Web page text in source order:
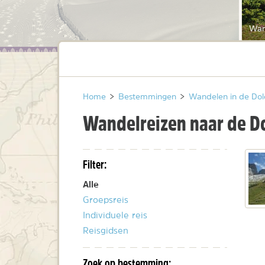
Home > Bestemmingen > Wandelen in de
Wandelreizen naar de
Filter:
Alle
Groepsreis
Individuele reis
Reisgidsen